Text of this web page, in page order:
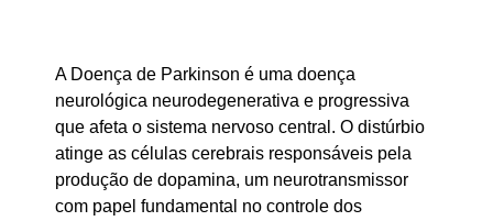
A Doença de Parkinson é uma doença
neurológica neurodegenerativa e progressiva
que afeta o sistema nervoso central. O distúrbio
atinge as células cerebrais responsáveis pela
produção de dopamina, um neurotransmissor
com papel fundamental no controle dos